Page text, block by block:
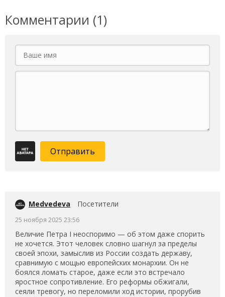
Комментарии (1)
Отправить
Medvedeva Посетители
25 ноября 2025 23:56
Величие Петра I неоспоримо — об этом даже спорить
не хочется. Этот человек словно шагнул за пределы
своей эпохи, замыслив из России создать державу,
сравнимую с мощью европейских монархии. Он не
боялся ломать старое, даже если это встречало
яростное сопротивление. Его реформы обжигали,
сеяли тревогу, но переломили ход истории, прорубив